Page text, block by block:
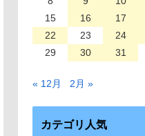
15
16 17
22
23 24
29
30 31
« 12月 2月 »
カテゴリ人気